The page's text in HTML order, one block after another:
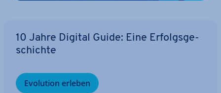
10 Jahre Digital Guide: Eine Er­folgs­ge­
schich­te
Evolution erleben